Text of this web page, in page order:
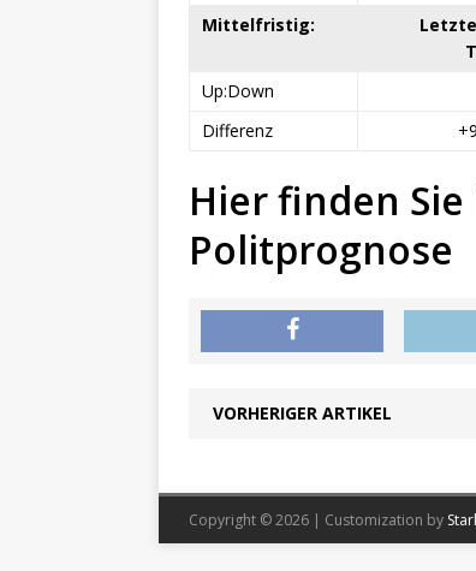
Mittelfristig:
Up:Down
Differenz
Hier finden
Politprognose
VORHERIGER ARTIKEL
Copyright © 2026 | Customization by